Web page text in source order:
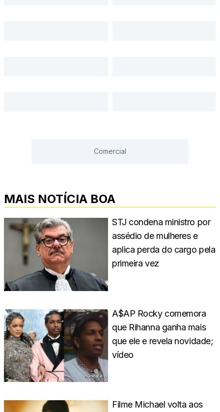
Comercial
MAIS NOTÍCIA BOA
STJ condena ministro por
assédio de mulheres e
aplica perda do cargo pela
primeira vez
A$AP Rocky comemora
que Rihanna ganha mais
que ele e revela novidade;
vídeo
Filme Michael volta aos